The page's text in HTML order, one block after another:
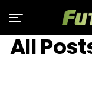
All